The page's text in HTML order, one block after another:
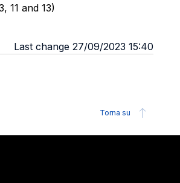
11 and 13)
Last change 27/09/2023 15:40
Torna su